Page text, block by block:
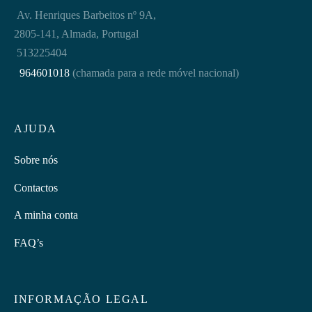
AJUDA
Sobre nós
Contactos
A minha conta
FAQ’s
INFORMAÇÃO LEGAL
Av. Henriques Barbeitos nº 9A,
2805-141, Almada, Portugal
513225404
964601018 (chamada para a rede móvel nacional)